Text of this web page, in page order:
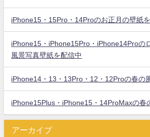
iPhone15・15Pro・14Proのお正月の壁紙
iPhone15・iPhone15Pro・iPhone14Proの
風景写真壁紙を配信中
iPhone14・13・13Pro・12・12Proの春の
iPhone15Plus・iPhone15・14ProMaxの春
アーカイブ